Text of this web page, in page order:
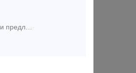
Хотите срочно продать или купить запчасти для жд транспорта ?Мы готовы рассмотреть любые ваши предложения. Срочный выкуп вагонных колодок тип С на выгодных условиях! Скупка Колодок вагонны